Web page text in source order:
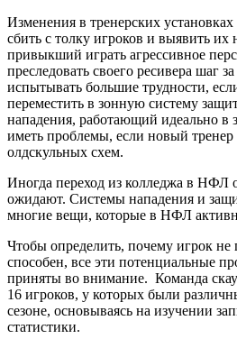
Изменения в тренерских
сбить с толку игроков и выявить их
привыкший играть агрессивное
преследовать своего ресивера шаг
испытывать большие трудности,
переместить в зонную систему
нападения, работающий идеально в
иметь проблемы, если новый тренер
олдскульных схем.
Иногда переход из колледжа в НФЛ
ожидают. Системы нападения и
многие вещи, которые в НФЛ
Чтобы определить, почему игрок не
способен, все эти потенциальные
приняты во внимание. Команда
16 игроков, у которых были
сезоне, основываясь на изучении
статистики.